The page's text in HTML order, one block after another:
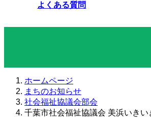
よくある質問
ホームページ
まちのお知らせ
社会福祉協議会部会
千葉市社会福祉協議会 美浜いきい